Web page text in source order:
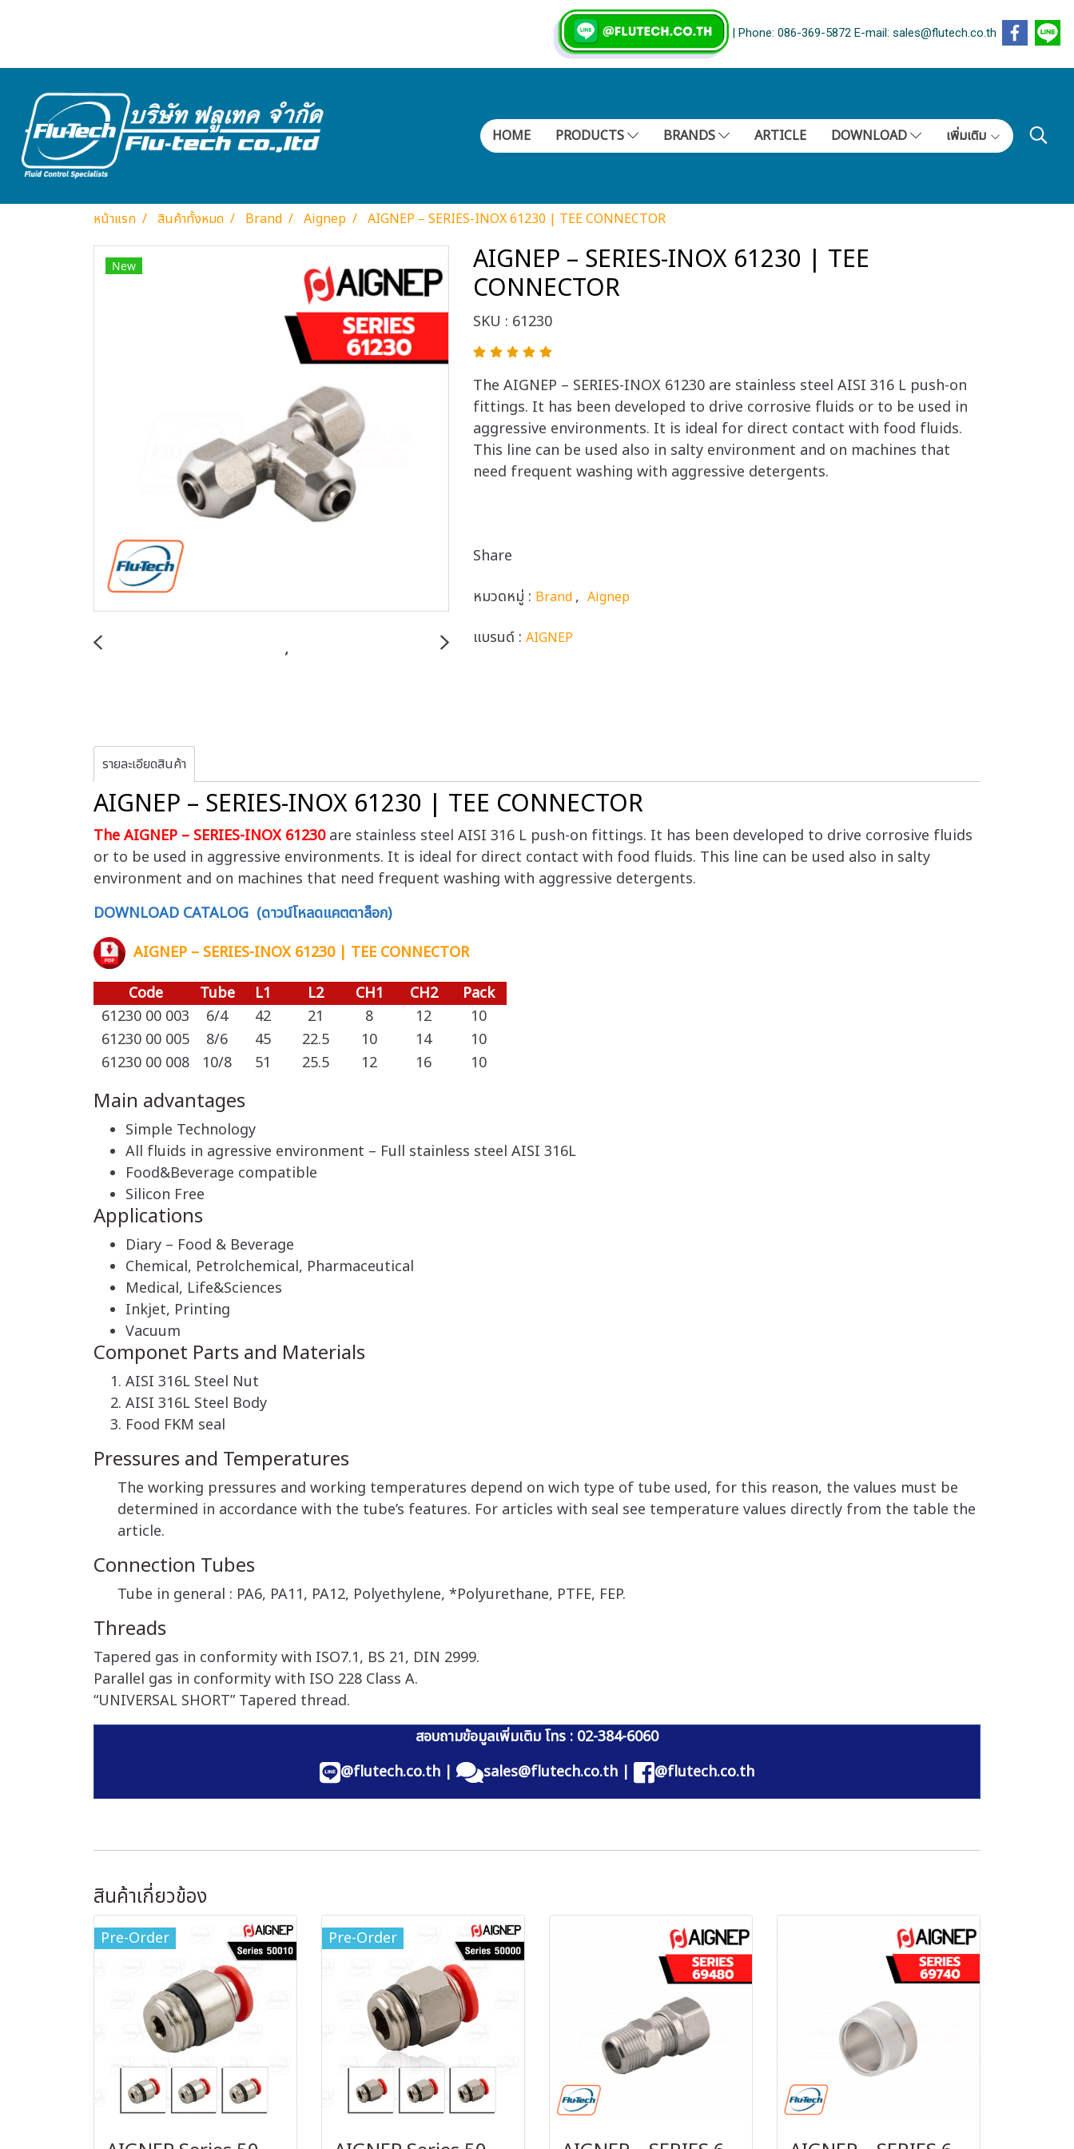
| Phone: 086-369-5872 E-mail: sales@flutech.co.th
HOME PRODUCTS BRANDS ARTICLE DOWNLOAD เพิ่มเติม
หน้าแรก สินค้าทั้งหมด Brand Aignep AIGNEP – SERIES-INOX 61230 | TEE CONNECTOR
New AIGNEP – SERIES-INOX 61230 | TEE
CONNECTOR
SKU : 61230
The AIGNEP – SERIES-INOX 61230 are stainless steel AISI 316 L push-on
fittings. It has been developed to drive corrosive fluids or to be used in
aggressive environments. It is ideal for direct contact with food fluids.
This line can be used also in salty environment and on machines that
need frequent washing with aggressive detergents.
Share
หมวดหมู่ : Brand, Aignep
แบรนด์ : AIGNEP
รายละเอียดสินค้า
AIGNEP – SERIES-INOX 61230 | TEE CONNECTOR
The AIGNEP – SERIES-INOX 61230are stainless steel AISI 316 L push-on fittings. It has been developed to drive corrosive fluids
or to be used in aggressive environments. It is ideal for direct contact with food fluids. This line can be used also in salty
environment and on machines that need frequent washing with aggressive detergents.
DOWNLOAD CATALOG (ดาวน์โหลดแคตตาล็อก)
AIGNEP – SERIES-INOX 61230 | TEE CONNECTOR
Code
Tube L1 L2 CH1 CH2
Pack
61230 00 003
6/4 42 21 8 12
10
61230 00 005
8/6 45 22.5 10 14
10
61230 00 008
10/8 51 25.5 12 16 10
Main advantages
Simple Technology
All fluids in agressive environment – Full stainless steel AISI 316L
Food&Beverage compatible
Silicon Free
Applications
Diary – Food & Beverage
Chemical, Petrolchemical, Pharmaceutical
Medical, Life&Sciences
Inkjet, Printing
Vacuum
Componet Parts and Materials
AISI 316L Steel Nut
AISI 316L Steel Body
Food FKM seal
Pressures and Temperatures
The working pressures and working temperatures depend on wich type of tube used, for this reason, the values must be
determined in accordance with the tube’s features. For articles with seal see temperature values directly from the table the
article.
Connection Tubes
Tube in general : PA6, PA11, PA12, Polyethylene, *Polyurethane, PTFE, FEP.
Threads
Tapered gas in conformity with ISO7.1, BS 21, DIN 2999.
Parallel gas in conformity with ISO 228 Class A.
“UNIVERSAL SHORT” Tapered thread.
สอบถามข้อมูลเพิ่มเติม โทร : 02-384-6060
@flutech.co.th | sales@flutech.co.th| @flutech.co.th
สินค้าเกี่ยวข้อง
Pre-Order Pre-Order